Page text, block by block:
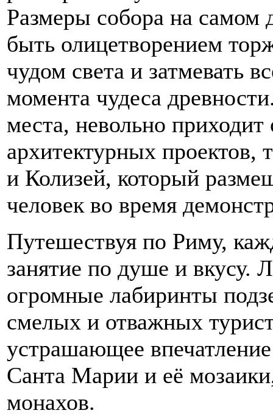
Размеры собора на самом
быть олицетворением
чудом света и затмевать
момента чудеса
места, невольно
архитектурных проектов,
и Колизей, который
человек во время
Путешествуя по Риму,
занятие по душе и вкусу.
огромные лабиринты
смелых и отважных
устрашающее
Санта Марии и её
монахов.